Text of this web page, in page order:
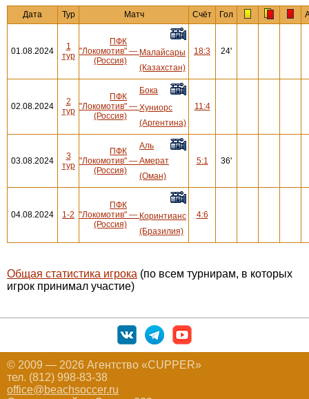
Дата Тур Матч Счёт Гол
01.08.2024
1
тур
ПФК
"Локомотив"
(Россия)
— Малайсары
(Казахстан)
18:3 24'
02.08.2024
2
тур
ПФК
"Локомотив"
(Россия)
—
Бока
Хуниорс
(Аргентина)
11:4
03.08.2024
3
тур
ПФК
"Локомотив"
(Россия)
—
Аль
Амерат
(Оман)
5:1 36'
04.08.2024 1-2
ПФК
"Локомотив"
(Россия)
— Коринтианс
(Бразилия)
4:6
Общая статистика игрока (по всем турнирам, в которых
игрок принимал участие)
© 2009 — 2026 Агентство «CUPPER»
тел. (812) 998-83-38
office@beachsoccer.ru